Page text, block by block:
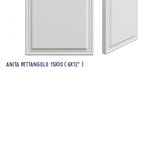
ANITA RETTANGOLO 15X30 ( 6X12" )